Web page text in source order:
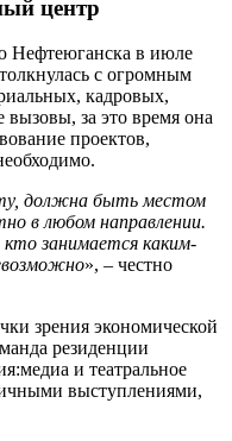
центр
Нефтеюганска в июле
с огромным
кадровых,
за это время она
проектов,
должна быть местом
в любом направлении.
занимается каким-
», – честно
зрения экономической
резиденции
и театральное
выступлениями,